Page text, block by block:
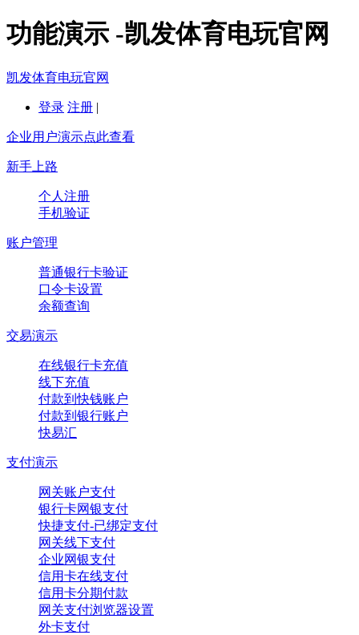
功能演示 -凯发体育电玩官网
凯发体育电玩官网
登录 注册 |
企业用户演示点此查看
新手上路
个人注册
手机验证
账户管理
普通银行卡验证
口令卡设置
余额查询
交易演示
在线银行卡充值
线下充值
付款到快钱账户
付款到银行账户
快易汇
支付演示
网关账户支付
银行卡网银支付
快捷支付-已绑定支付
网关线下支付
企业网银支付
信用卡在线支付
信用卡分期付款
网关支付浏览器设置
外卡支付